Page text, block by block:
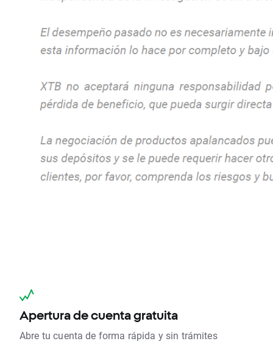
Apertura de cuenta gratuita
Abre tu cuenta de forma rápida y sin trámites